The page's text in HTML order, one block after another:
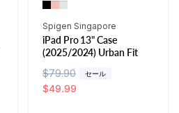
販
売
元:
Spigen Singapore
iPad Pro 13" Case
(2025/2024) Urban Fit
通
常
$79.90 セール
セ
ー
$49.99